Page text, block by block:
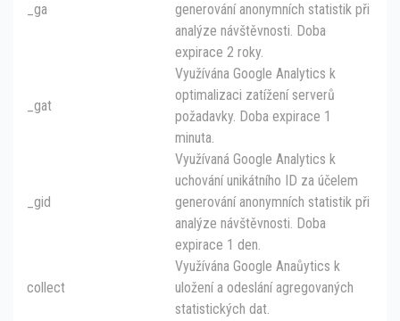
_ga
generování anonymních statistik při
analýze návštěvnosti. Doba
expirace 2 roky.
_gat
Využívána Google Analytics k
optimalizaci zatížení serverů
požadavky. Doba expirace 1
minuta.
_gid
Využívaná Google Analytics k
uchování unikátního ID za účelem
generování anonymních statistik při
analýze návštěvnosti. Doba
expirace 1 den.
collect
Využívána Google Anaůytics k
uložení a odeslání agregovaných
statistických dat.